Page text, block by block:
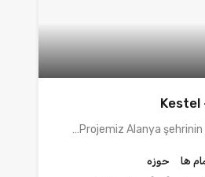
Kestel
Projemiz Alanya şehrinin
ها حوزه